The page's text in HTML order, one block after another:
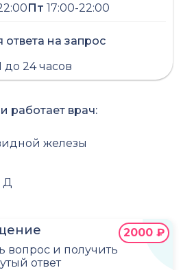
Пт 17:00-22:00
ответа на запрос
до 24 часов
вопрос и получить
ответ
2000 ₽
работает врач:
железы
Д